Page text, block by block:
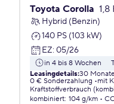
Toyota Corolla
Hybrid (Benzin)
140 PS (103 kW)
EZ: 05/26
in 4 bis 8 Wochen
Leasingdetails:30 Monate
0 € Sonderzahlung
mit
Kraftstoffverbrauch
kombiniert: 104 g/km